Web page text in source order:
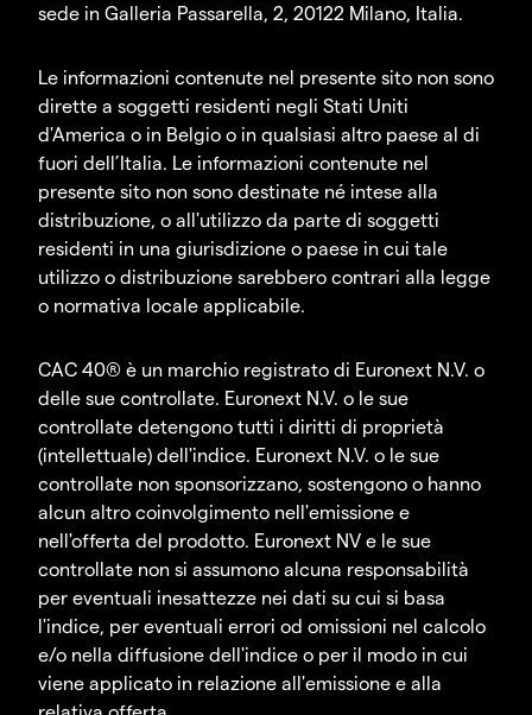
sede in Galleria Passarella, 2, 20122 Milano, Italia.
Le informazioni contenute nel presente sito non sono
dirette a soggetti residenti negli Stati Uniti
d'America o in Belgio o in qualsiasi altro paese al di
fuori dell’Italia. Le informazioni contenute nel
presente sito non sono destinate né intese alla
distribuzione, o all'utilizzo da parte di soggetti
residenti in una giurisdizione o paese in cui tale
utilizzo o distribuzione sarebbero contrari alla legge
o normativa locale applicabile.
CAC 40® è un marchio registrato di Euronext N.V. o
delle sue controllate. Euronext N.V. o le sue
controllate detengono tutti i diritti di proprietà
(intellettuale) dell'indice. Euronext N.V. o le sue
controllate non sponsorizzano, sostengono o hanno
alcun altro coinvolgimento nell'emissione e
nell'offerta del prodotto. Euronext NV e le sue
controllate non si assumono alcuna responsabilità
per eventuali inesattezze nei dati su cui si basa
l'indice, per eventuali errori od omissioni nel calcolo
e/o nella diffusione dell'indice o per il modo in cui
viene applicato in relazione all'emissione e alla